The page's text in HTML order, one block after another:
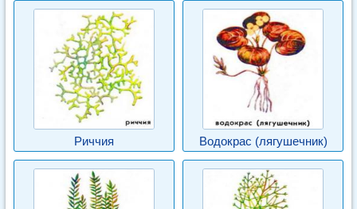
Риччия Водокрас (лягушечник)